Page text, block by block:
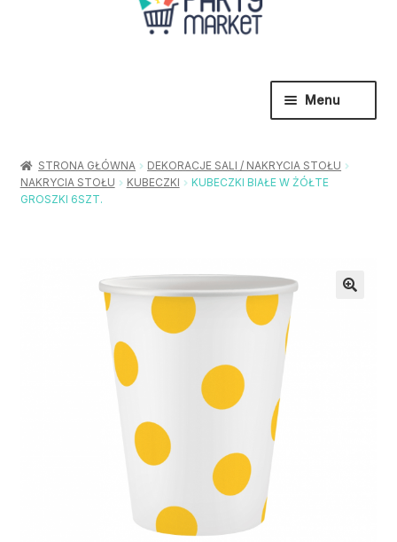
Menu
menu
Urodziny / Imprezy
Stroje / Dodatki
Rozwiń
STRONA GŁÓWNA
DEKORACJE SALI / NAKRYCIA STOŁU
NAKRYCIA STOŁU
KUBECZKI
KUBECZKI BIAŁE W ŻÓŁTE
GROSZKI 6SZT.